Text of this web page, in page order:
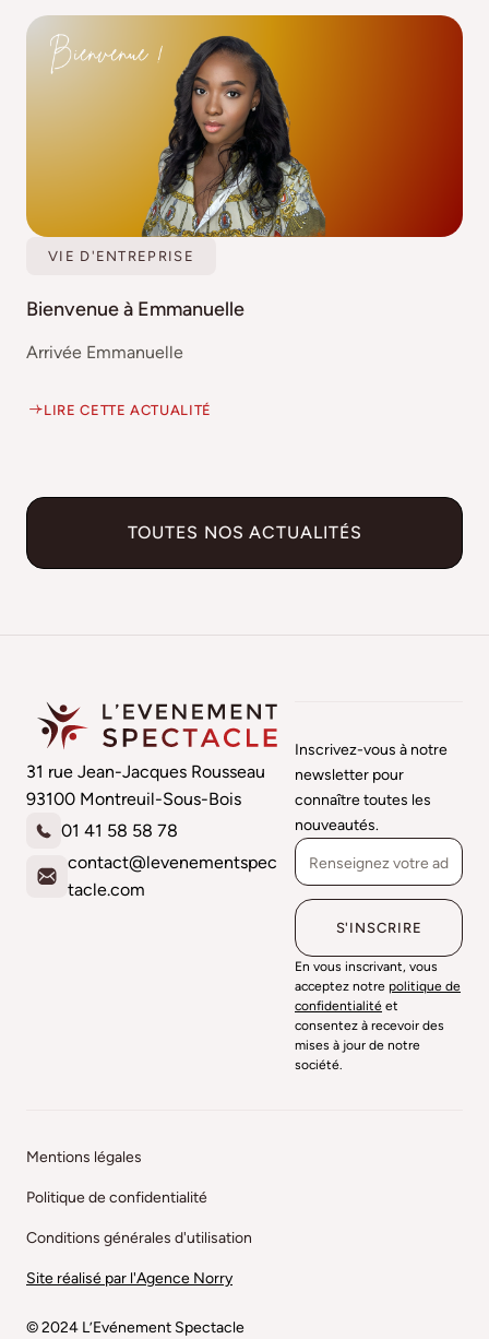
VIE D'ENTREPRISE
Bienvenue à Emmanuelle
Arrivée Emmanuelle
LIRE CETTE ACTUALITÉ
TOUTES NOS ACTUALITÉS
31 rue Jean-Jacques Rousseau
93100 Montreuil-Sous-Bois
01 41 58 58 78
contact@levenementspec
tacle.com
Inscrivez-vous à notre
newsletter pour
connaître toutes les
nouveautés.
En vous inscrivant, vous
acceptez notre politique de
confidentialité et
consentez à recevoir des
mises à jour de notre
société.
© 2024 L’Evénement Spectacle
Site réalisé par l'Agence Norry
Mentions légales
Politique de confidentialité
Conditions générales d'utilisation